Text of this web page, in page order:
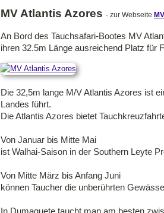
MV Atlantis Azores - zur Webseite
An Bord des Tauchsafari-Bootes MV
ihren 32.5m Länge ausreichend Platz für
Die 32,5m lange M/V Atlantis Azores ist
Landes führt.
Die Atlantis Azores bietet
Von Januar bis Mitte Mai
ist Walhai-Saison in der Southern Leyte
Von Mitte März bis Anfang Juni
können Taucher die unberührten